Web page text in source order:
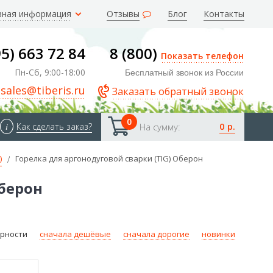
информация Отзывы Блог Контакты
663 72 84
Пн-Сб, 9:00-18:00
sales@tiberis.ru
8 (800) Показать телефон
Бесплатный звонок из России
Заказать обратный звонок
0 На сумму: 0 р.
i Как сделать заказ?
Горелка для аргонодуговой сварки (TIG) Оберон
сначала дешёвые сначала дорогие новинки